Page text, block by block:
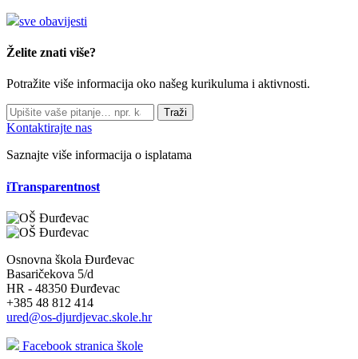
sve obavijesti
Želite znati više?
Potražite više informacija oko našeg kurikuluma i aktivnosti.
Traži
Kontaktirajte nas
Saznajte više informacija o isplatama
iTransparentnost
Osnovna škola Đurđevac
Basaričekova 5/d
HR - 48350 Đurđevac
+385 48 812 414
ured@os-djurdjevac.skole.hr
Facebook stranica škole